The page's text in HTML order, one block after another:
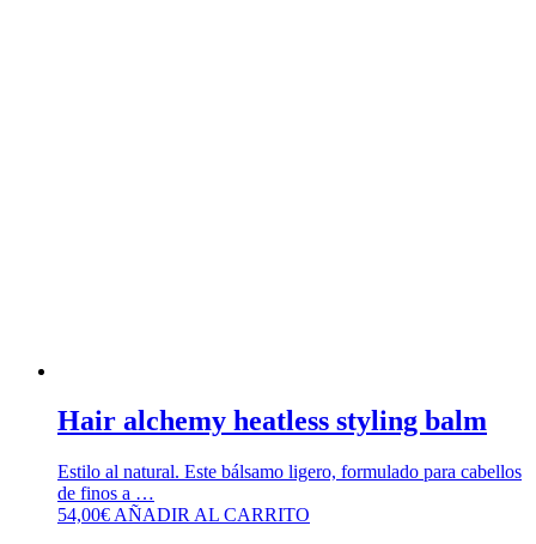
Hair alchemy heatless styling balm
Estilo al natural. Este bálsamo ligero, formulado para cabellos
de finos a …
54,00€ AÑADIR AL CARRITO